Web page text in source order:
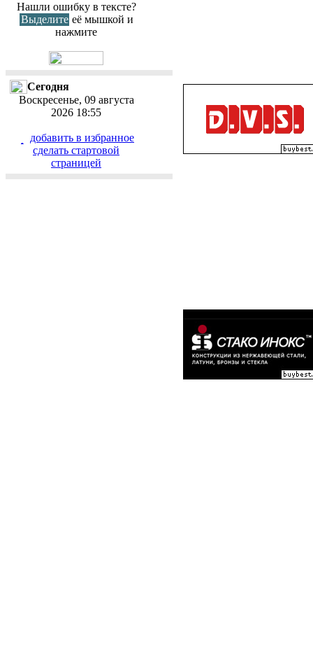
Нашли ошибку в тексте?
Выделите её мышкой и
нажмите
Сегодня
Воскресенье, 09 августа
2026 18:55
добавить в избранное
cделать стартовой
страницей